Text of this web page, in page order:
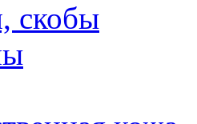
скобы